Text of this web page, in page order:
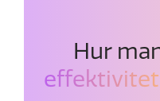
Hur
effektivitet